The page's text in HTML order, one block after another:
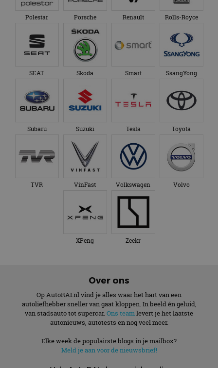
Polestar Porsche Renault Rolls-Royce
SEAT Skoda Smart SsangYong
Subaru Suzuki Tesla Toyota
TVR VinFast Volkswagen Volvo
XPeng Zeekr
Over ons
Op AutoRAI.nl vind je alles waar het hart van een
autoliefhebber sneller van gaat kloppen. In beeld én geluid,
van stadsauto tot supercar. Ons teamlevert je het laatste
autonieuws, autotests en nog veel meer.
Elke week de populairste blogs in je mailbox?
Meld je aan voor de nieuwsbrief!